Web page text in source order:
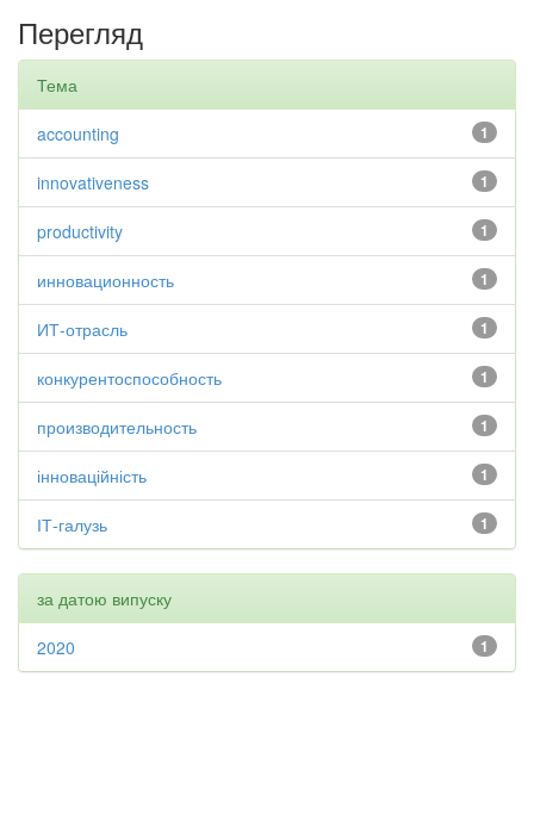
Перегляд
Тема
1
accounting
1
innovativeness
1
productivity
1
инновационность
1
ИТ-отрасль
1
конкурентоспособность
1
производительность
1
інноваційність
1
ІТ-галузь
за датою випуску
1
2020